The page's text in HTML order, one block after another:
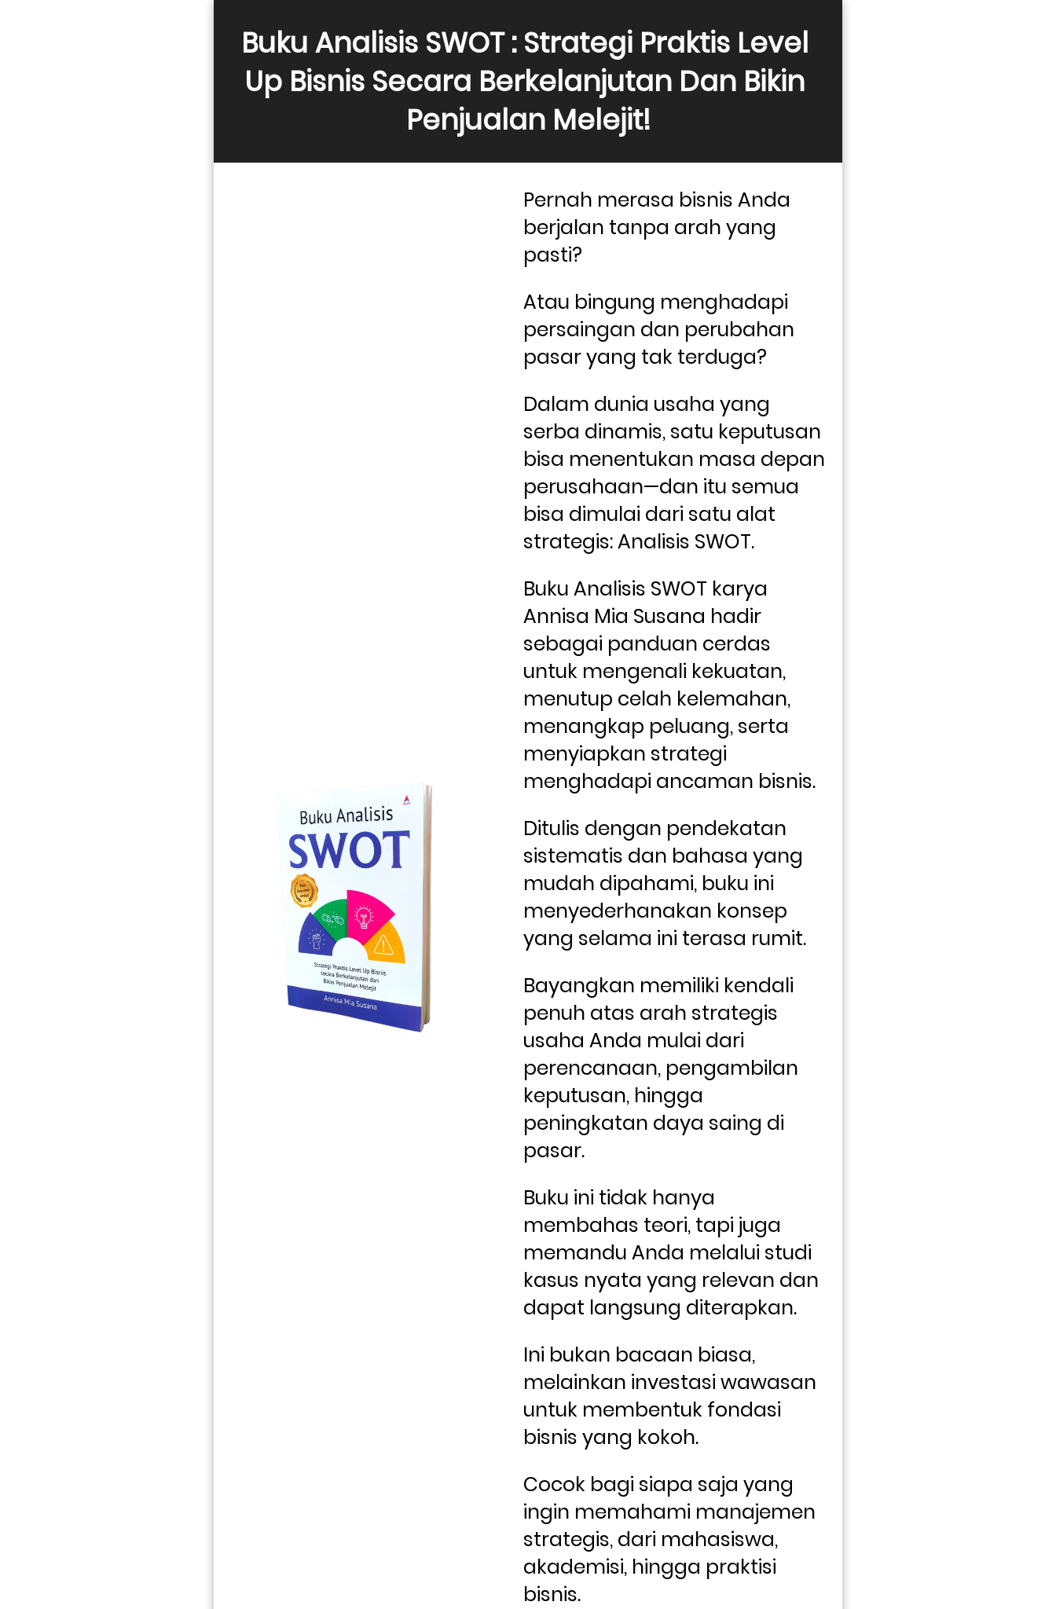
Buku Analisis SWOT : Strategi Praktis Level
Up Bisnis Secara Berkelanjutan Dan Bikin
Penjualan Melejit!
Pernah merasa bisnis Anda
berjalan tanpa arah yang
pasti?
Atau bingung menghadapi
persaingan dan perubahan
pasar yang tak terduga?
Dalam dunia usaha yang
serba dinamis, satu keputusan
bisa menentukan masa depan
perusahaan—dan itu semua
bisa dimulai dari satu alat
strategis: Analisis SWOT.
Buku Analisis SWOT karya
Annisa Mia Susana hadir
sebagai panduan cerdas
untuk mengenali kekuatan,
menutup celah kelemahan,
menangkap peluang, serta
menyiapkan strategi
menghadapi ancaman bisnis.
Ditulis dengan pendekatan
sistematis dan bahasa yang
mudah dipahami, buku ini
menyederhanakan konsep
yang selama ini terasa rumit.
Bayangkan memiliki kendali
penuh atas arah strategis
usaha Anda mulai dari
perencanaan, pengambilan
keputusan, hingga
peningkatan daya saing di
pasar.
Buku ini tidak hanya
membahas teori, tapi juga
memandu Anda melalui studi
kasus nyata yang relevan dan
dapat langsung diterapkan.
Ini bukan bacaan biasa,
melainkan investasi wawasan
untuk membentuk fondasi
bisnis yang kokoh.
Cocok bagi siapa saja yang
ingin memahami manajemen
strategis, dari mahasiswa,
akademisi, hingga praktisi
bisnis.